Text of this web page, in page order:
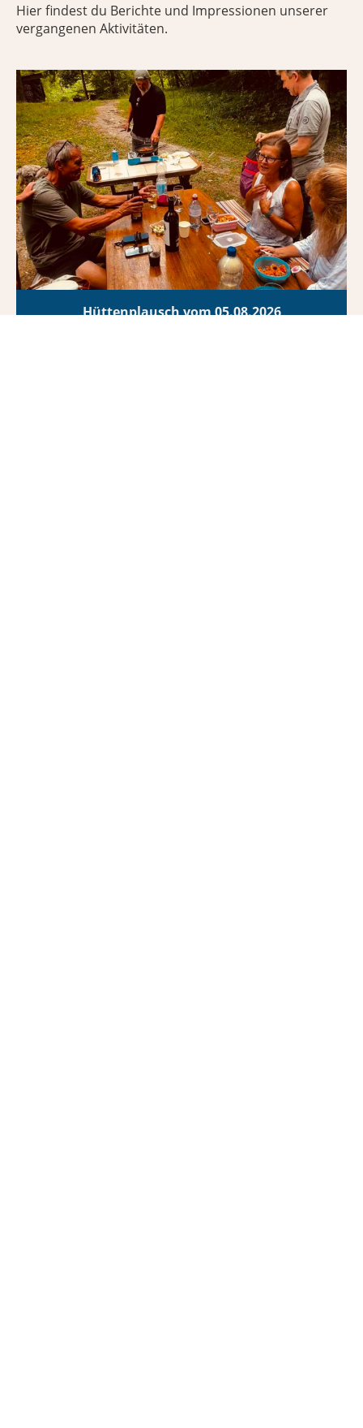
Hier findest du Berichte und Impressionen unserer
vergangenen Aktivitäten.
Hüttenplausch vom 05.08.2026